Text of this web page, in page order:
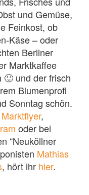
und Gemüse,
Feinkost, ob
Käse – oder
Berliner
Marktkaffee
und der frisch
Blumenprofi
Sonntag schön.
Marktflyer,
oder bei
“Neuköllner
Mathias
, hört ihr hier.